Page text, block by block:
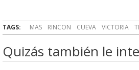
TAGS: MAS RINCON CUEVA VICTORIA
Quizás también le